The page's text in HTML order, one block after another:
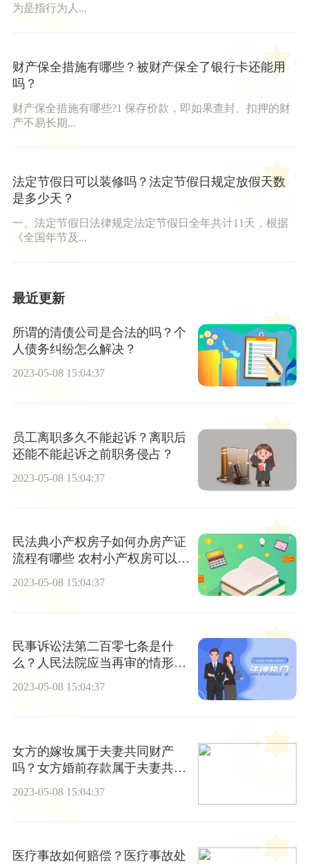
为是指行为人...
财产保全措施有哪些？被财产保全了银行卡还能用
吗？
财产保全措施有哪些?1 保存价款，即如果查封、扣押的财
产不易长期...
法定节假日可以装修吗？法定节假日规定放假天数
是多少天？
一、法定节假日法律规定法定节假日全年共计11天，根据
《全国年节及...
最近更新
所谓的清债公司是合法的吗？个
人债务纠纷怎么解决？
2023-05-08 15:04:37
员工离职多久不能起诉？离职后
还能不能起诉之前职务侵占？
2023-05-08 15:04:37
民法典小产权房子如何办房产证
流程有哪些 农村小产权房可以购
买吗？
2023-05-08 15:04:37
民事诉讼法第二百零七条是什
么？人民法院应当再审的情形有
哪些？
2023-05-08 15:04:37
女方的嫁妆属于夫妻共同财产
吗？女方婚前存款属于夫妻共同
2023-05-08 15:04:37
医疗事故如何赔偿？医疗事故处